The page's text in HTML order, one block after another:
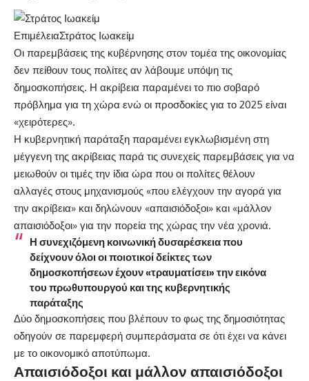
ΕπιμέλειαΣτράτος Ιωακείμ
Οι παρεμβάσεις της κυβέρνησης στον τομέα της οικονομίας
δεν πείθουν τους πολίτες αν λάβουμε υπόψη τις
δημοσκοπήσεις. Η ακρίβεια παραμένει το πιο σοβαρό
πρόβλημα για τη χώρα ενώ οι προσδοκίες για το 2025 είναι
«χειρότερες».
Η κυβερνητική παράταξη παραμένει εγκλωβισμένη στη
μέγγενη της ακρίβειας παρά τις συνεχείς παρεμβάσεις για να
μειωθούν οι τιμές την ίδια ώρα που οι πολίτες θέλουν
αλλαγές στους μηχανισμούς «που ελέγχουν την αγορά για
την ακρίβεια» και δηλώνουν «απαισιόδοξοι» και «μάλλον
απαισιόδοξοι» για την πορεία της χώρας την νέα χρονιά.
Η συνεχιζόμενη κοινωνική δυσαρέσκεια που
δείχνουν όλοι οι ποιοτικοί δείκτες των
δημοσκοπήσεων έχουν «τραυματίσει» την εικόνα
του πρωθυπουργού και της κυβερνητικής
παράταξης
Δύο δημοσκοπήσεις που βλέπουν το φως της δημοσιότητας
οδηγούν σε παρεμφερή συμπεράσματα σε ότι έχει να κάνει
με το οικονομικό αποτύπωμα.
Απαισιόδοξοι και μάλλον απαισιόδοξοι